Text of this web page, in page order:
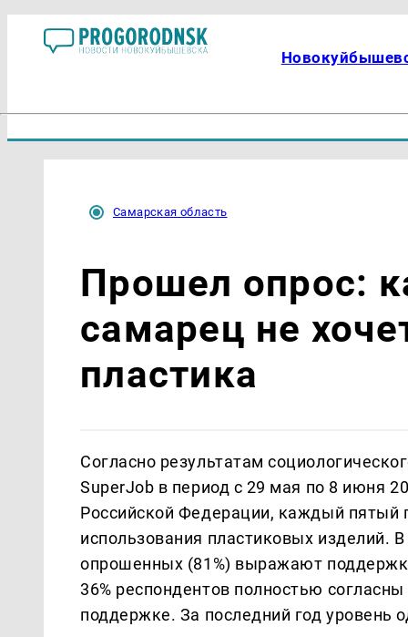
Самарская область
Прошел опрос:
самарец не
пластика
Согласно результатам
SuperJob в период с 29 мая по 8 июня
Российской Федерации, каждый пятый
использования пластиковых
опрошенных (81%) выражают
36% респондентов полностью
поддержке. За последний год уровень